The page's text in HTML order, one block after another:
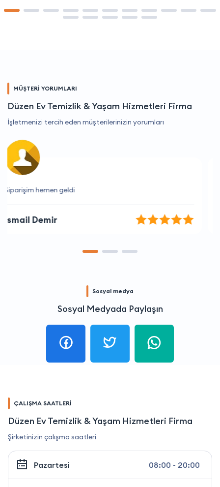
MÜŞTERİ YORUMLARI
Düzen Ev Temizlik & Yaşam Hizmetleri Firma
İşletmenizi tercih eden müşterilerinizin yorumları
Her zaman doğru zamanlama ve mükemmel hizmet.
Merve Aktaş
Sosyal medya
Sosyal Medyada Paylaşın
ÇALIŞMA SAATLERİ
Düzen Ev Temizlik & Yaşam Hizmetleri Firma
Şirketinizin çalışma saatleri
Pazartesi 08:00 - 20:00